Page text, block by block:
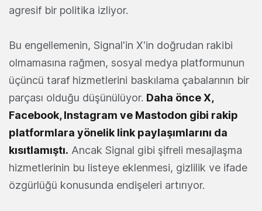
agresif bir politika izliyor.
Bu engellemenin, Signal'in X'in doğrudan rakibi
olmamasına rağmen, sosyal medya platformunun
üçüncü taraf hizmetlerini baskılama çabalarının bir
parçası olduğu düşünülüyor. Daha önce X,
Facebook, Instagram ve Mastodon gibi rakip
platformlara yönelik link paylaşımlarını da
kısıtlamıştı. Ancak Signal gibi şifreli mesajlaşma
hizmetlerinin bu listeye eklenmesi, gizlilik ve ifade
özgürlüğü konusunda endişeleri artırıyor.